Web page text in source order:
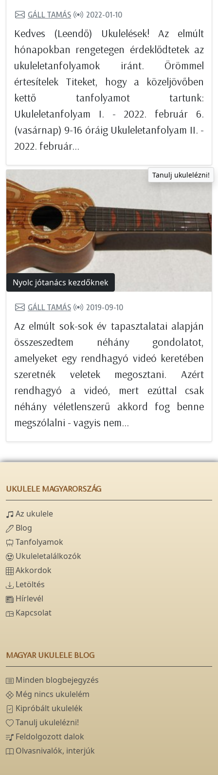
GÁLL TAMÁS 2022-01-10
Kedves (Leendő) Ukulelések! Az elmúlt
hónapokban rengetegen érdeklődtetek az
ukuleletanfolyamok iránt. Örömmel
értesítelek Titeket, hogy a közeljövőben
kettő tanfolyamot tartunk:
Ukuleletanfolyam I. - 2022. február 6.
(vasárnap) 9-16 óráig Ukuleletanfolyam II. -
2022. február...
Tanulj ukulelézni!
Nyolc jótanács kezdőknek
GÁLL TAMÁS 2019-09-10
Az elmúlt sok-sok év tapasztalatai alapján
összeszedtem néhány gondolatot,
amelyeket egy rendhagyó videó keretében
szeretnék veletek megosztani. Azért
rendhagyó a videó, mert ezúttal csak
néhány véletlenszerű akkord fog benne
megszólalni - vagyis nem...
UKULELE MAGYARORSZÁG
Az ukulele
Blog
Tanfolyamok
Ukuleletalálkozók
Akkordok
Letöltés
Hírlevél
Kapcsolat
MAGYAR UKULELE BLOG
Minden blogbejegyzés
Még nincs ukulelém
Kipróbált ukulelék
Tanulj ukulelézni!
Feldolgozott dalok
Olvasnivalók, interjúk